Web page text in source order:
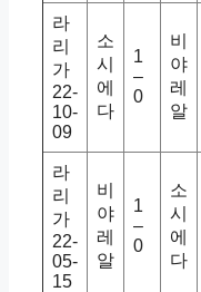
라
리
가
22-
10-
09
소
시
에
다
1
–
0
비
야
레
알
라
리
가
22-
05-
15
비
야
레
알
1
–
0
소
시
에
다